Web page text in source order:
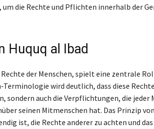
die Rechte und Pflichten innerhalb der
Huquq al Ibad
der Menschen, spielt eine zentrale
Terminologie wird deutlich, dass diese
sondern auch die Verpflichtungen, die jeder
seinen Mitmenschen hat. Das Prinzip
ist, die Rechte anderer zu achten und das